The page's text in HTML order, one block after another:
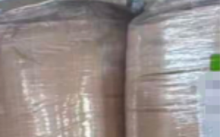
了